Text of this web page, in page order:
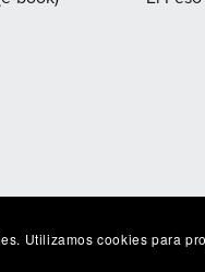
Utilizamos cookies para